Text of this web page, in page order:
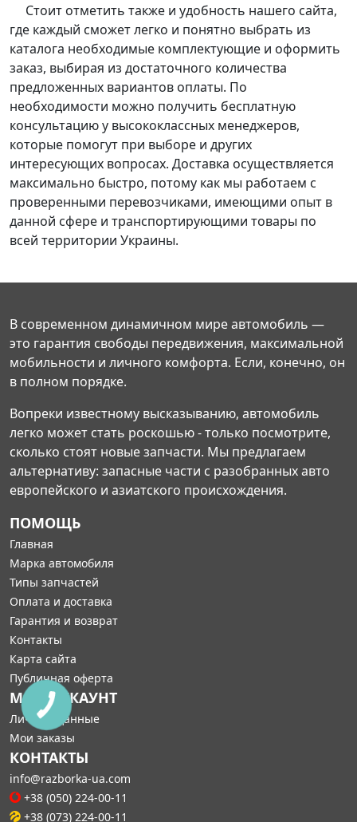
Стоит отметить также и удобность нашего сайта,
где каждый сможет легко и понятно выбрать из
каталога необходимые комплектующие и оформить
заказ, выбирая из достаточного количества
предложенных вариантов оплаты. По
необходимости можно получить бесплатную
консультацию у высококлассных менеджеров,
которые помогут при выборе и других
интересующих вопросах. Доставка осуществляется
максимально быстро, потому как мы работаем с
проверенными перевозчиками, имеющими опыт в
данной сфере и транспортирующими товары по
всей территории Украины.
В современном динамичном мире автомобиль —
это гарантия свободы передвижения, максимальной
мобильности и личного комфорта. Если, конечно, он
в полном порядке.
Вопреки известному высказыванию, автомобиль
легко может стать роскошью - только посмотрите,
сколько стоят новые запчасти. Мы предлагаем
альтернативу: запасные части с разобранных авто
европейского и азиатского происхождения.
ПОМОЩЬ
Главная
Марка автомобиля
Типы запчастей
Оплата и доставка
Гарантия и возврат
Контакты
Карта сайта
Публичная оферта
МОЙ АККАУНТ
Личные данные
Мои заказы
КОНТАКТЫ
info@razborka-ua.com
+38 (050) 224-00-11
+38 (073) 224-00-11